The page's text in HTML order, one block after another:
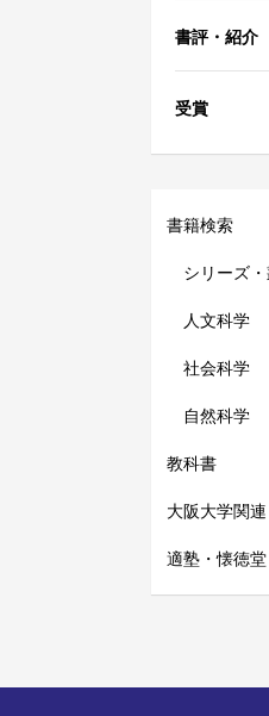
書評・紹介
受賞
書籍検索
シリーズ・
人文科学
社会科学
自然科学
教科書
大阪大学関連
適塾・懐徳堂